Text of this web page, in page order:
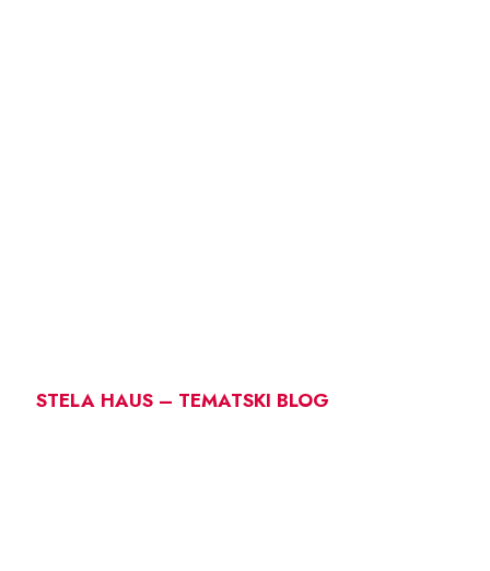
STELA HAUS – TEMATSKI BLOG